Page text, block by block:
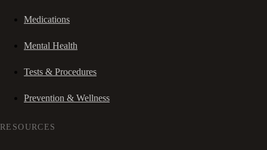
Medications
Mental Health
Tests & Procedures
Prevention & Wellness
RESOURCES